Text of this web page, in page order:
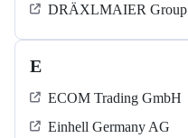
DRÄXLMAIER Group
E
ECOM Trading GmbH
Einhell Germany AG